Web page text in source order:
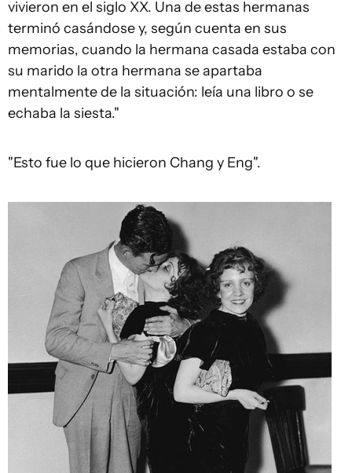
vivieron en el siglo XX. Una de estas hermanas
terminó casándose y, según cuenta en sus
memorias, cuando la hermana casada estaba con
su marido la otra hermana se apartaba
mentalmente de la situación: leía una libro o se
echaba la siesta."
"Esto fue lo que hicieron Chang y Eng".